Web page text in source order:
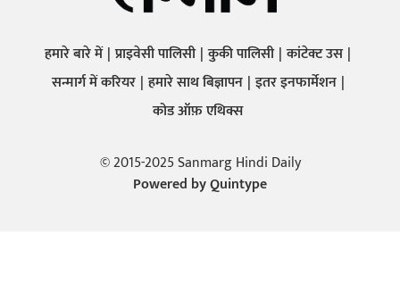
हमारे बारे में प्राइवेसी पालिसी कुकी पालिसी कांटेक्ट उस
सन्मार्ग में करियर हमारे साथ बिज्ञापन इतर इनफार्मेशन
कोड ऑफ़ एथिक्स
© 2015-2025 Sanmarg Hindi Daily
Powered byQuintype